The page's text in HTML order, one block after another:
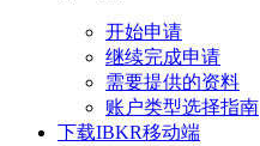
开始申请
继续完成申请
需要提供的资料
账户类型选择指南
下载IBKR移动端